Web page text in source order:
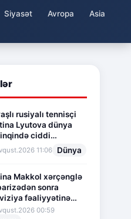
Siyasət Avropa
Asia
rusiyalı tennisçi
Lyutova dünya
ciddi
imza atdı
11:06 Dünya
Makkol xərçənglə
sonra
fəaliyyətinə
verir
00:59